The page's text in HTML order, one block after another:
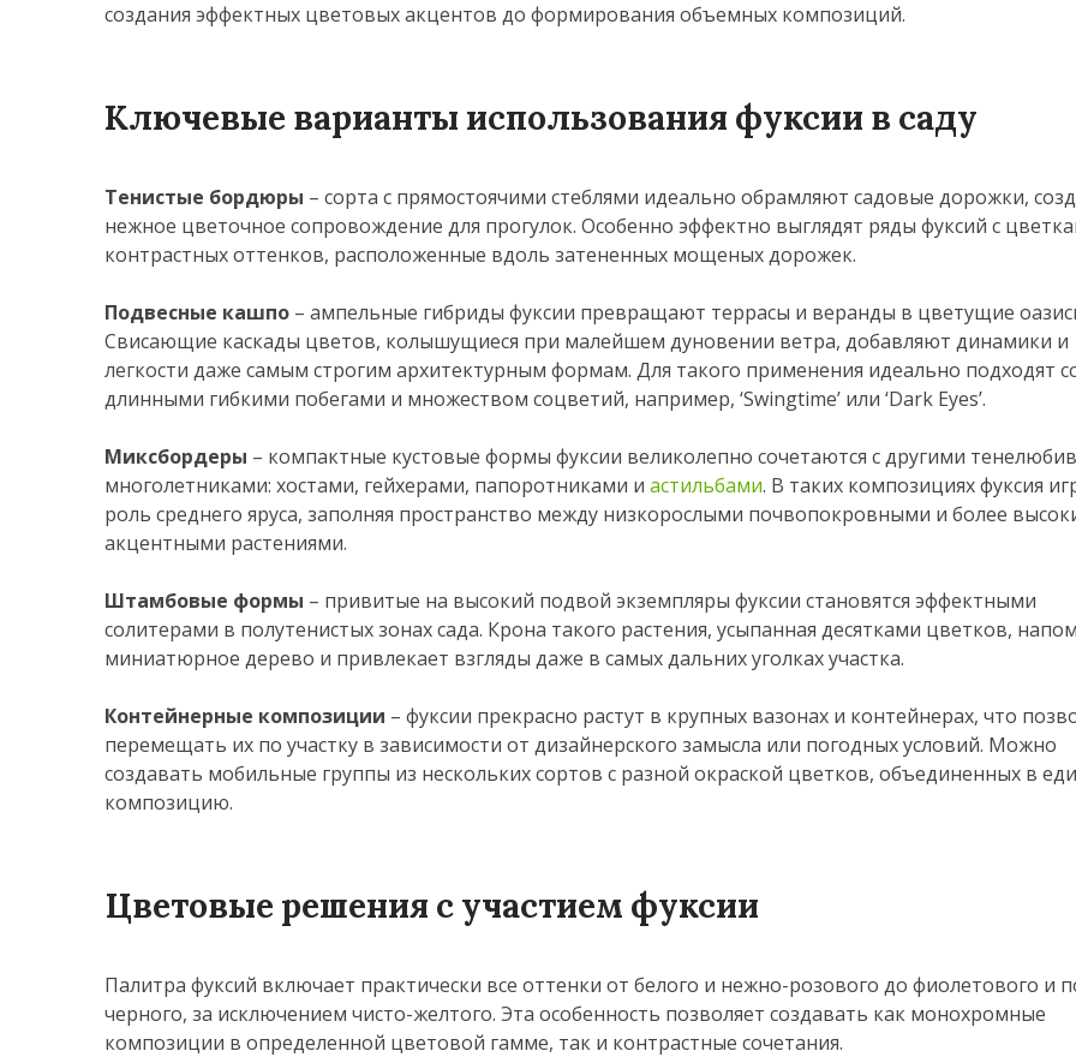
создания эффектных цветовых акцентов до формирования объемных композиций.
Ключевые варианты использования фуксии в саду
Тенистые бордюры – сорта с прямостоячими стеблями идеально обрамляют садовые дорожки,
нежное цветочное сопровождение для прогулок. Особенно эффектно выглядят ряды фуксий с
контрастных оттенков, расположенные вдоль затененных мощеных дорожек.
Подвесные кашпо – ампельные гибриды фуксии превращают террасы и веранды в цветущие
Свисающие каскады цветов, колышущиеся при малейшем дуновении ветра, добавляют динамики и
легкости даже самым строгим архитектурным формам. Для такого применения идеально подходят
длинными гибкими побегами и множеством соцветий, например, ‘Swingtime’ или ‘Dark Eyes’.
Миксбордеры – компактные кустовые формы фуксии великолепно сочетаются с другими
многолетниками: хостами, гейхерами, папоротниками и астильбами. В таких композициях фуксия
роль среднего яруса, заполняя пространство между низкорослыми почвопокровными и более
акцентными растениями.
Штамбовые формы – привитые на высокий подвой экземпляры фуксии становятся эффектными
солитерами в полутенистых зонах сада. Крона такого растения, усыпанная десятками цветков,
миниатюрное дерево и привлекает взгляды даже в самых дальних уголках участка.
Контейнерные композиции – фуксии прекрасно растут в крупных вазонах и контейнерах, что
перемещать их по участку в зависимости от дизайнерского замысла или погодных условий. Можно
создавать мобильные группы из нескольких сортов с разной окраской цветков, объединенных в
композицию.
Цветовые решения с участием фуксии
Палитра фуксий включает практически все оттенки от белого и нежно-розового до фиолетового и
черного, за исключением чисто-желтого. Эта особенность позволяет создавать как монохромные
композиции в определенной цветовой гамме, так и контрастные сочетания.